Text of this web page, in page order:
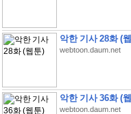
악한 기사 28화 (
webtoon.daum.net
악한 기사 36화 (
webtoon.daum.net